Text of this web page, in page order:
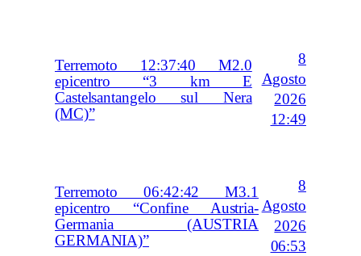
Terremoto 12:37:40 M2.0
epicentro “3 km E
Castelsantangelo sul Nera
(MC)”
8
Agosto
2026
12:49
Terremoto 06:42:42 M3.1
epicentro “Confine Austria-
Germania (AUSTRIA
GERMANIA)”
8
Agosto
2026
06:53